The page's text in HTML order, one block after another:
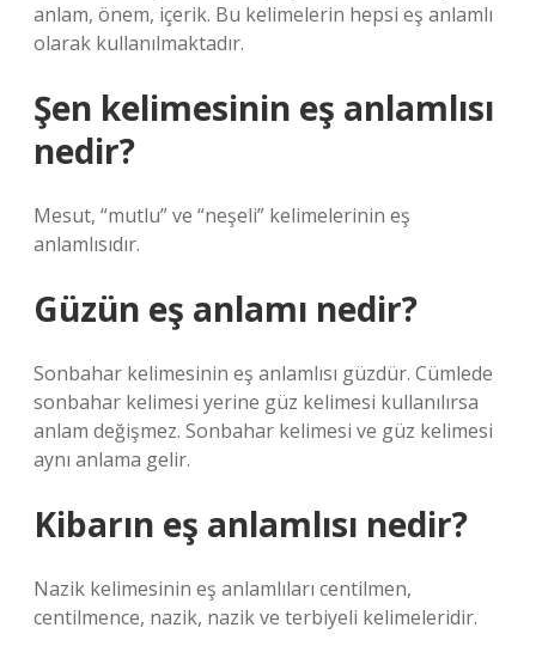
anlam, önem, içerik. Bu kelimelerin hepsi eş anlamlı
olarak kullanılmaktadır.
Şen kelimesinin eş anlamlısı
nedir?
Mesut, “mutlu” ve “neşeli” kelimelerinin eş
anlamlısıdır.
Güzün eş anlamı nedir?
Sonbahar kelimesinin eş anlamlısı güzdür. Cümlede
sonbahar kelimesi yerine güz kelimesi kullanılırsa
anlam değişmez. Sonbahar kelimesi ve güz kelimesi
aynı anlama gelir.
Kibarın eş anlamlısı nedir?
Nazik kelimesinin eş anlamlıları centilmen,
centilmence, nazik, nazik ve terbiyeli kelimeleridir.